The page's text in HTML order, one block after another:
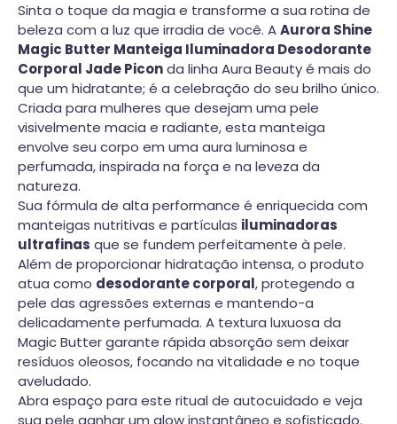
Sinta o toque da magia e transforme a sua rotina de
beleza com a luz que irradia de você. AAurora Shine
Magic Butter Manteiga Iluminadora Desodorante
Corporal Jade Piconda linha Aura Beauty é mais do
que um hidratante; é a celebração do seu brilho único.
Criada para mulheres que desejam uma pele
visivelmente macia e radiante, esta manteiga
envolve seu corpo em uma aura luminosa e
perfumada, inspirada na força e na leveza da
natureza.
Sua fórmula de alta performance é enriquecida com
manteigas nutritivas e partículas iluminadoras
ultrafinas que se fundem perfeitamente à pele.
Além de proporcionar hidratação intensa, o produto
atua como desodorante corporal, protegendo a
pele das agressões externas e mantendo-a
delicadamente perfumada. A textura luxuosa da
Magic Butter garante rápida absorção sem deixar
resíduos oleosos, focando na vitalidade e no toque
aveludado.
Abra espaço para este ritual de autocuidado e veja
sua pele ganhar um glow instantâneo e sofisticado.